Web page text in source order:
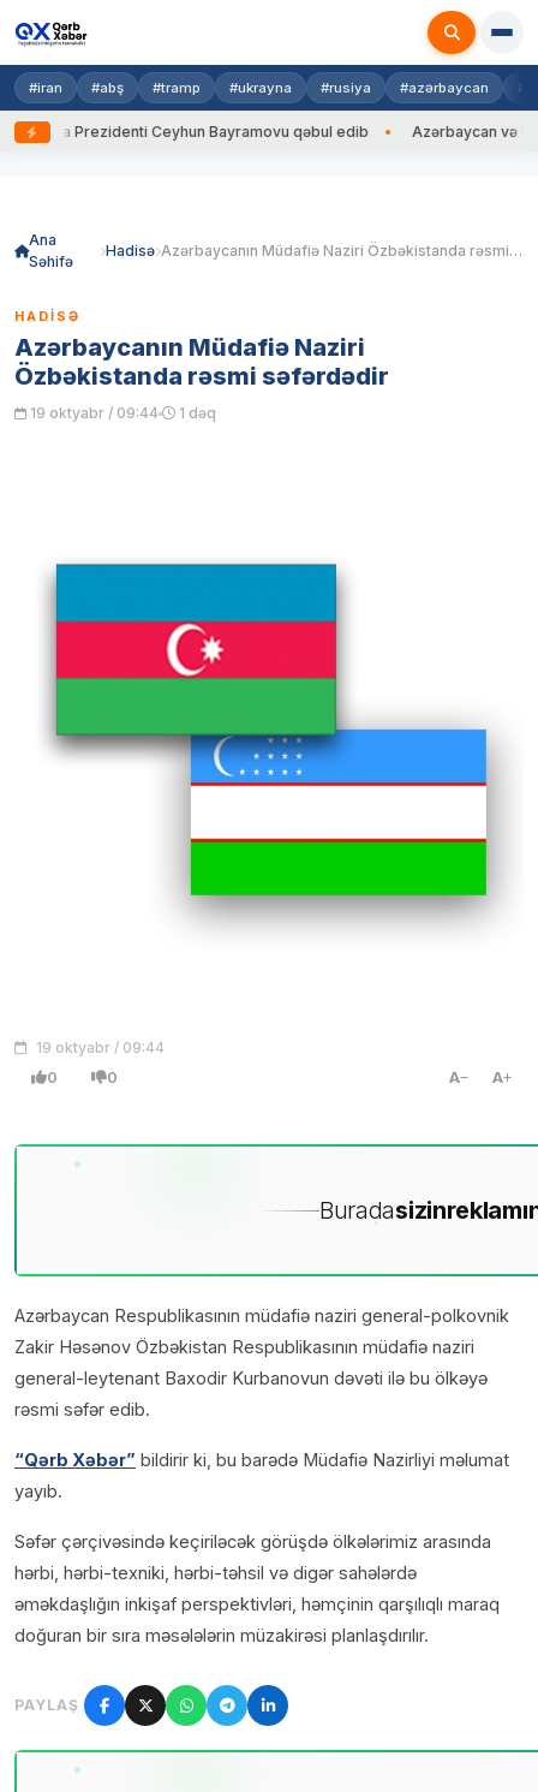
#iran #abş #tramp #ukrayna #rusiya #azərbaycan
Prezidenti Ceyhun Bayramovu qəbul edib Azərbaycan və
Ana
Səhifə
Hadisə Azərbaycanın Müdafiə Naziri Özbəkistanda rəsmi səfərdədir
HADISƏ
Azərbaycanın Müdafiə Naziri
Özbəkistanda rəsmi səfərdədir
19 oktyabr / 09:44 1 dəq
19 oktyabr / 09:44
0 0 A A
Buradasizin
Azərbaycan Respublikasının müdafiə naziri general-polkovnik
Zakir Həsənov Özbəkistan Respublikasının müdafiə naziri
general-leytenant Baxodir Kurbanovun dəvəti ilə bu ölkəyə
rəsmi səfər edib.
“Qərb Xəbər” bildirir ki, bu barədə Müdafiə Nazirliyi məlumat
yayıb.
Səfər çərçivəsində keçiriləcək görüşdə ölkələrimiz arasında
hərbi, hərbi-texniki, hərbi-təhsil və digər sahələrdə
əməkdaşlığın inkişaf perspektivləri, həmçinin qarşılıqlı maraq
doğuran bir sıra məsələlərin müzakirəsi planlaşdırılır.
PAYLAŞ